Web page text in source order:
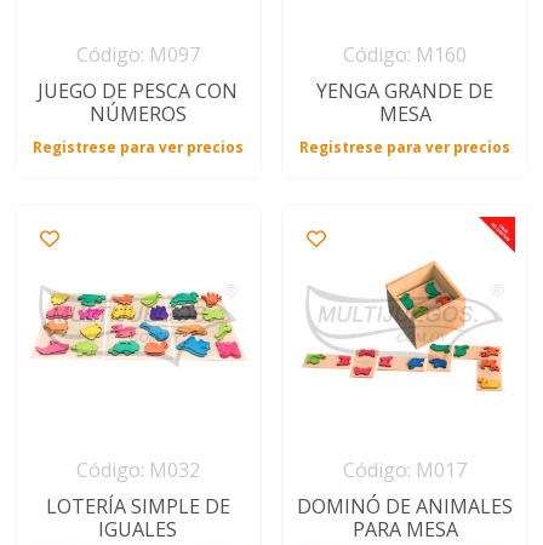
Código: M097
JUEGO DE PESCA CON
NÚMEROS
Registrese para ver precios
Código: M160
YENGA GRANDE DE
MESA
Registrese para ver precios
Código: M032
LOTERÍA SIMPLE DE
IGUALES
Código: M017
DOMINÓ DE ANIMALES
PARA MESA